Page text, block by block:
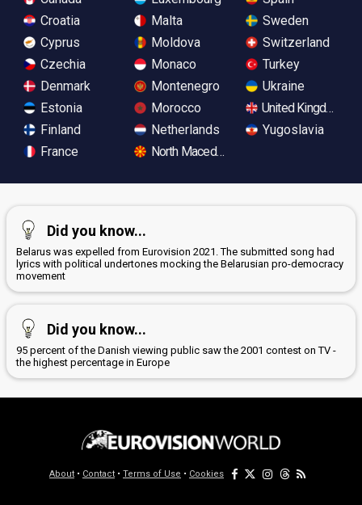
Croatia
Cyprus
Czechia
Denmark
Estonia
Finland
France
Malta
Moldova
Monaco
Montenegro
Morocco
Netherlands
North Macedonia
Sweden
Switzerland
Turkey
Ukraine
United Kingdom
Yugoslavia
Did you know...
Belarus was expelled from Eurovision 2021. The submitted song had
lyrics with political undertones mocking the Belarusian pro-democracy
movement
Did you know...
95 percent of the Danish viewing public saw the 2001 contest on TV -
the highest percentage in Europe
About • Contact • Terms of Use • Cookies